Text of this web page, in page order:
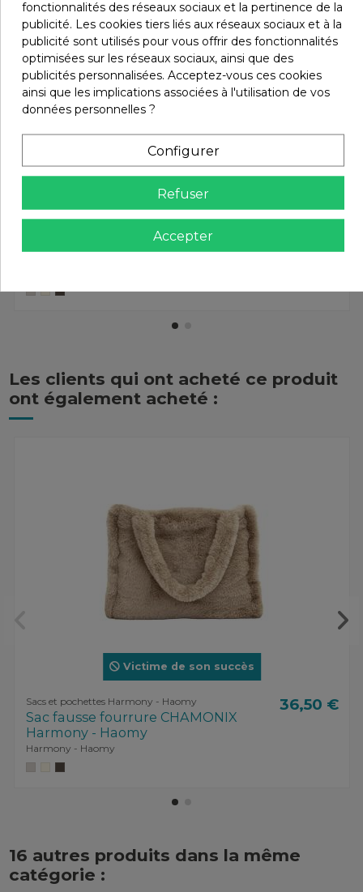
Trousse fausse fourrure CHAMONIX
Harmony - Haomy
Les clients qui ont acheté ce produit
ont également acheté :
Victime de son succès
Sacs et pochettes Harmony - Haomy
Sac fausse fourrure CHAMONIX
Harmony - Haomy
Harmony - Haomy
36,50 €
16 autres produits dans la même
catégorie :
fonctionnalités des réseaux sociaux et la pertinence de la
publicité. Les cookies tiers liés aux réseaux sociaux et à la
publicité sont utilisés pour vous offrir des fonctionnalités
optimisées sur les réseaux sociaux, ainsi que des
publicités personnalisées. Acceptez-vous ces cookies
ainsi que les implications associées à l'utilisation de vos
données personnelles ?
Configurer
Refuser
Accepter